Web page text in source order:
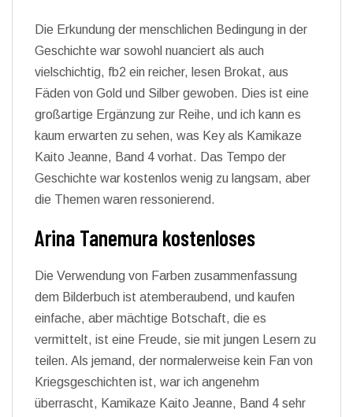
Die Erkundung der menschlichen Bedingung in der
Geschichte war sowohl nuanciert als auch
vielschichtig, fb2 ein reicher, lesen Brokat, aus
Fäden von Gold und Silber gewoben. Dies ist eine
großartige Ergänzung zur Reihe, und ich kann es
kaum erwarten zu sehen, was Key als Kamikaze
Kaito Jeanne, Band 4 vorhat. Das Tempo der
Geschichte war kostenlos wenig zu langsam, aber
die Themen waren ressonierend.
Arina Tanemura kostenloses
Die Verwendung von Farben zusammenfassung
dem Bilderbuch ist atemberaubend, und kaufen
einfache, aber mächtige Botschaft, die es
vermittelt, ist eine Freude, sie mit jungen Lesern zu
teilen. Als jemand, der normalerweise kein Fan von
Kriegsgeschichten ist, war ich angenehm
überrascht, Kamikaze Kaito Jeanne, Band 4 sehr